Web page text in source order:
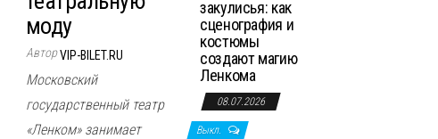
моду
АвторVIP-BILET.RU
Московский
государственный театр
«Ленком» занимает
закулисья: как
сценография и
костюмы
создают магию
Ленкома
08.07.2026
Выкл.